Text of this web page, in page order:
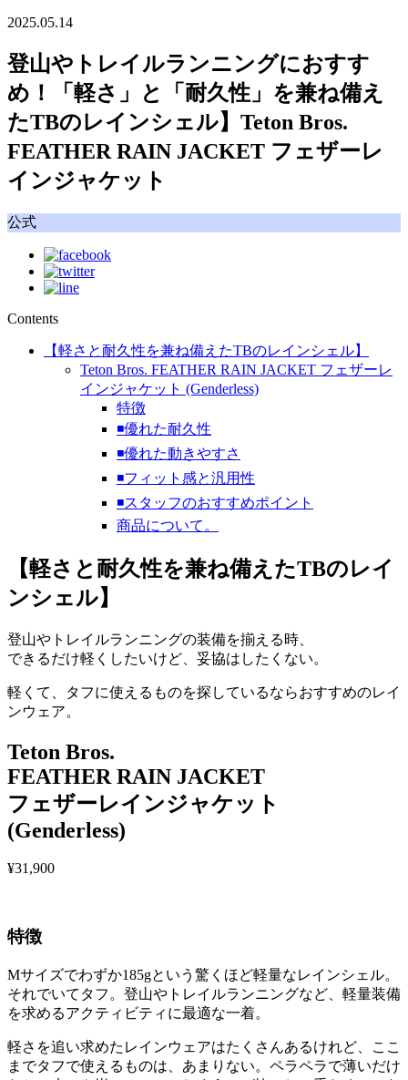
2025.05.14
登山やトレイルランニングにおすす
め！「軽さ」と「耐久性」を兼ね備え
たTBのレインシェル】Teton Bros.
FEATHER RAIN JACKET フェザーレ
インジャケット
公式
Contents
【軽さと耐久性を兼ね備えたTBのレインシェル】
Teton Bros. FEATHER RAIN JACKET フェザーレ
インジャケット (Genderless)
特徴
◾️優れた耐久性
◾️優れた動きやすさ
◾️フィット感と汎用性
◾️スタッフのおすすめポイント
商品について。
【軽さと耐久性を兼ね備えたTBのレイ
ンシェル】
登山やトレイルランニングの装備を揃える時、
できるだけ軽くしたいけど、妥協はしたくない。
軽くて、タフに使えるものを探しているならおすすめのレイ
ンウェア。
Teton Bros.
FEATHER RAIN JACKET
フェザーレインジャケット
(Genderless)
¥31,900
特徴
Mサイズでわずか185gという驚くほど軽量なレインシェル。
それでいてタフ。登山やトレイルランニングなど、軽量装備
を求めるアクティビティに最適な一着。
軽さを追い求めたレインウェアはたくさんあるけれど、ここ
までタフで使えるものは、あまりない。ペラペラで薄いだけ